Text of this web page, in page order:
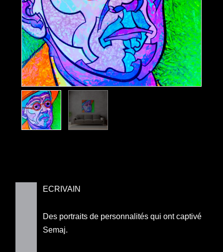
ECRIVAIN
Des portraits de personnalités qui ont captivé
Semaj.